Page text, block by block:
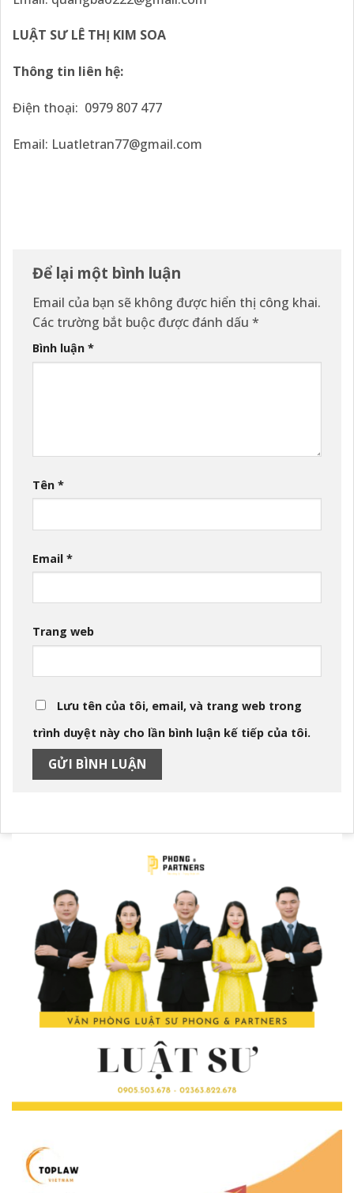
LUẬT SƯ LÊ THỊ KIM SOA
Thông tin liên hệ:
Điện thoại: 0979 807 477
Email: Luatletran77@gmail.com
Để lại một bình luận
Email của bạn sẽ không được hiển thị công khai.
Các trường bắt buộc được đánh dấu *
Bình luận *
Tên *
Email *
Trang web
Lưu tên của tôi, email, và trang web trong
trình duyệt này cho lần bình luận kế tiếp của tôi.